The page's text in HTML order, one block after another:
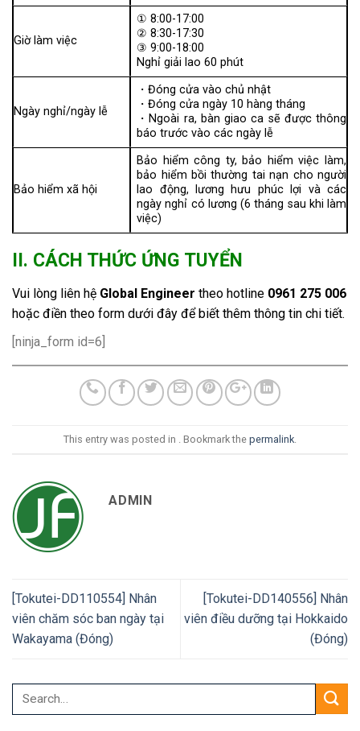
Giờ làm việc
① 8:00-17:00
② 8:30-17:30
③ 9:00-18:00
Nghỉ giải lao 60 phút
Ngày nghỉ/ngày lễ
・Đóng cửa vào chủ nhật
・Đóng cửa ngày 10 hàng tháng
・Ngoài ra, bàn giao ca sẽ được thông
báo trước vào các ngày lễ
Bảo hiểm xã hội
Bảo hiểm công ty, bảo hiểm việc làm,
bảo hiểm bồi thường tai nạn cho người
lao động, lương hưu phúc lợi và các
ngày nghỉ có lương (6 tháng sau khi làm
việc)
II. CÁCH THỨC ỨNG TUYỂN
Vui lòng liên hệ Global Engineer theo hotline 0961 275 006
hoặc điền theo form dưới đây để biết thêm thông tin chi tiết.
[ninja_form id=6]
This entry was posted in . Bookmark the permalink
ADMIN
[Tokutei-DD110554] Nhân
viên chăm sóc ban ngày tại
Wakayama (Đóng)
[Tokutei-DD140556] Nhân
viên điều dưỡng tại Hokkaido
(Đóng)